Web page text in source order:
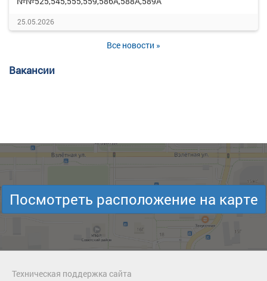
25.05.2026
Все новости »
Вакансии
Посмотреть расположение на карте
Техническая поддержка сайта